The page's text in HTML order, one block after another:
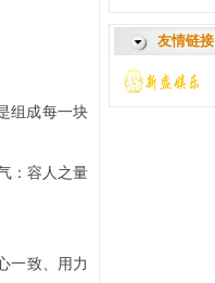
组成每一块
：容人之量
一致、用力
友情链接